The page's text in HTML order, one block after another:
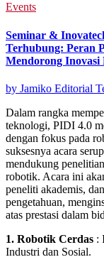
Events
Seminar &
Terhubung: Peran
Mendorong Inovasi
by Jamiko Editorial
Dalam rangka
teknologi, PIDI 4.0
dengan fokus pada
suksesnya acara
mendukung
robotik. Acara ini
peneliti akademis,
pengetahuan,
atas prestasi dalam
1. Robotik Cerdas :
Industri dan Sosial.